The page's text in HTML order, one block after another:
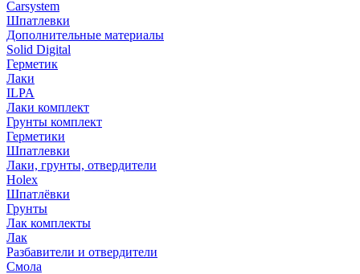
Carsystem
Шпатлевки
Дополнительные материалы
Solid Digital
Герметик
Лаки
ILPA
Лаки комплект
Грунты комплект
Герметики
Шпатлевки
Лаки, грунты, отвердители
Holex
Шпатлёвки
Грунты
Лак комплекты
Лак
Разбавители и отвердители
Смола